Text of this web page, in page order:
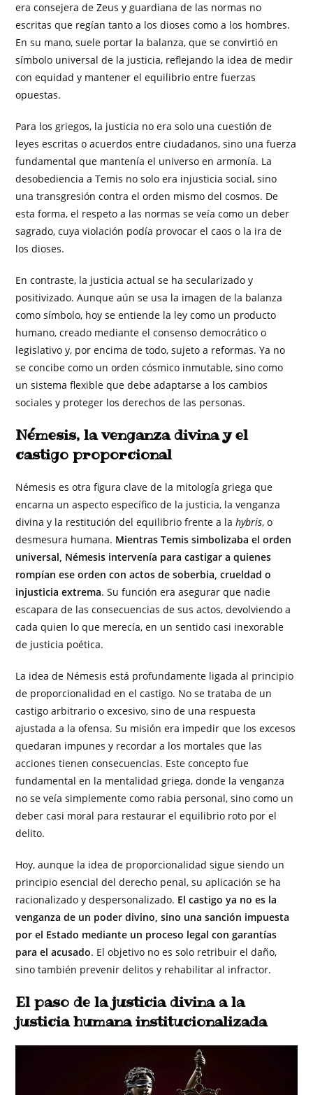
era consejera de Zeus y guardiana de las normas no
escritas que regían tanto a los dioses como a los hombres.
En su mano, suele portar la balanza, que se convirtió en
símbolo universal de la justicia, reflejando la idea de medir
con equidad y mantener el equilibrio entre fuerzas
opuestas.
Para los griegos, la justicia no era solo una cuestión de
leyes escritas o acuerdos entre ciudadanos, sino una fuerza
fundamental que mantenía el universo en armonía. La
desobediencia a Temis no solo era injusticia social, sino
una transgresión contra el orden mismo del cosmos. De
esta forma, el respeto a las normas se veía como un deber
sagrado, cuya violación podía provocar el caos o la ira de
los dioses.
En contraste, la justicia actual se ha secularizado y
positivizado. Aunque aún se usa la imagen de la balanza
como símbolo, hoy se entiende la ley como un producto
humano, creado mediante el consenso democrático o
legislativo y, por encima de todo, sujeto a reformas. Ya no
se concibe como un orden cósmico inmutable, sino como
un sistema flexible que debe adaptarse a los cambios
sociales y proteger los derechos de las personas.
Némesis, la venganza divina y el
castigo proporcional
Némesis es otra figura clave de la mitología griega que
encarna un aspecto específico de la justicia, la venganza
divina y la restitución del equilibrio frente a lahybris, o
desmesura humana. Mientras Temis simbolizaba el orden
universal, Némesis intervenía para castigar a quienes
rompían ese orden con actos de soberbia, crueldad o
injusticia extrema. Su función era asegurar que nadie
escapara de las consecuencias de sus actos, devolviendo a
cada quien lo que merecía, en un sentido casi inexorable
de justicia poética.
La idea de Némesis está profundamente ligada al principio
de proporcionalidad en el castigo. No se trataba de un
castigo arbitrario o excesivo, sino de una respuesta
ajustada a la ofensa. Su misión era impedir que los excesos
quedaran impunes y recordar a los mortales que las
acciones tienen consecuencias. Este concepto fue
fundamental en la mentalidad griega, donde la venganza
no se veía simplemente como rabia personal, sino como un
deber casi moral para restaurar el equilibrio roto por el
delito.
Hoy, aunque la idea de proporcionalidad sigue siendo un
principio esencial del derecho penal, su aplicación se ha
racionalizado y despersonalizado. El castigo ya no es la
venganza de un poder divino, sino una sanción impuesta
por el Estado mediante un proceso legal con garantías
para el acusado. El objetivo no es solo retribuir el daño,
sino también prevenir delitos y rehabilitar al infractor.
El paso de la justicia divina a la
justicia humana institucionalizada